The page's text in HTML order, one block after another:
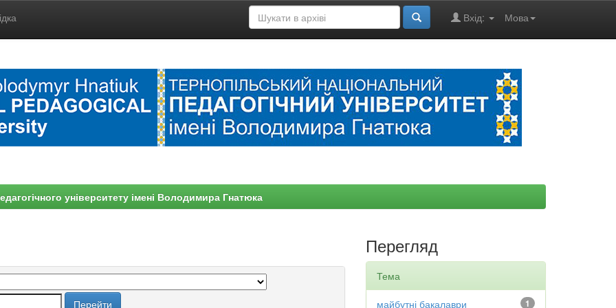
Мова
Вхід:
університету імені Володимира Гнатюка
Перегляд
Тема
1
майбутні бакалаври